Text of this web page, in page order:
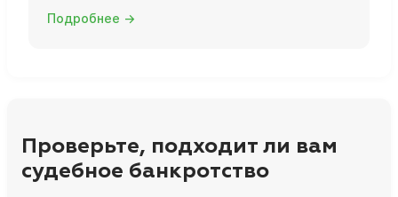
Подробнее →
Проверьте, подходит ли вам
судебное банкротство